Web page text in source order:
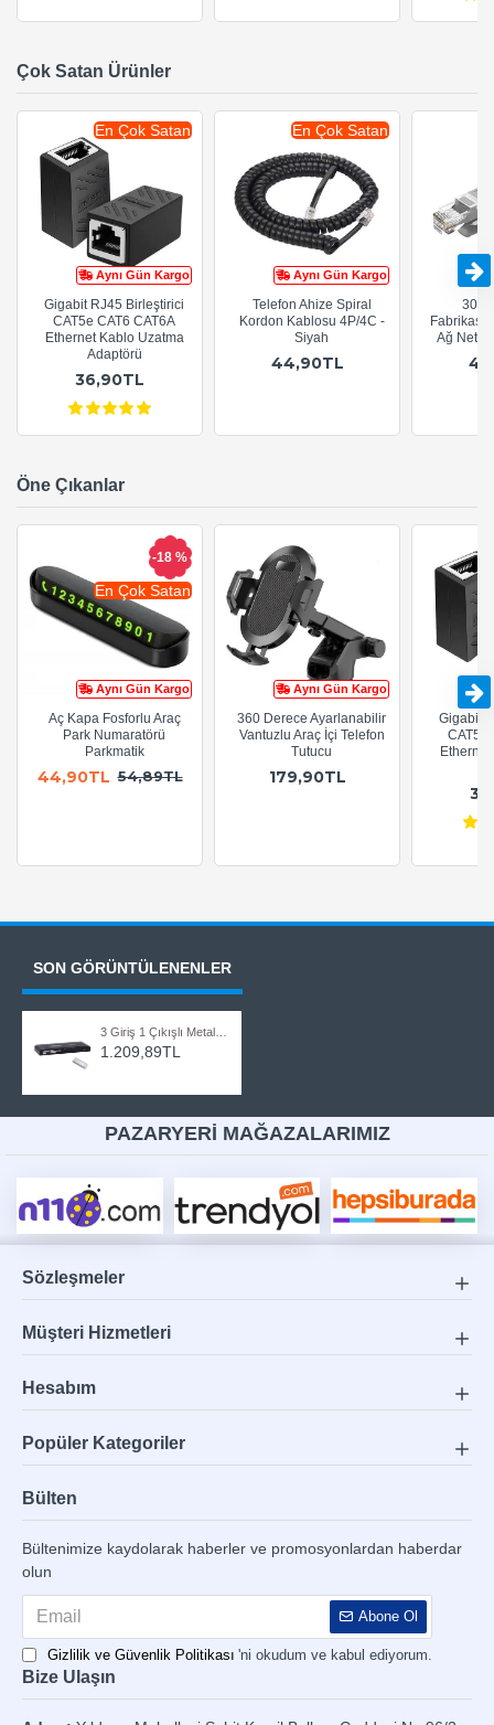
Çok Satan Ürünler
Aynı Gün Kargo
En Çok Satan
Gigabit RJ45 Birleştirici
CAT5e CAT6 CAT6A
Ethernet Kablo Uzatma
Adaptörü
36,90TL
Aynı Gün Kargo
En Çok Satan
Telefon Ahize Spiral
Kordon Kablosu 4P/4C -
Siyah
44,90TL
Ağ
Öne Çıkanlar
Aynı Gün Kargo
En Çok Satan
-18 %
Aç Kapa Fosforlu Araç
Park Numaratörü
Parkmatik
44,90TL 54,89TL
Aynı Gün Kargo
360 Derece Ayarlanabilir
Vantuzlu Araç İçi Telefon
Tutucu
179,90TL
Gigabit
CAT5e
SON GÖRÜNTÜLENENLER
3 Giriş 1 Çıkışlı Metal Kasa-Adaptörlü-Kumandalı HDMI Seçici Switch
1.209,89TL
PAZARYERİ MAĞAZALARIMIZ
Sözleşmeler
Müşteri Hizmetleri
Hesabım
Popüler Kategoriler
Bülten
Bültenimize kaydolarak haberler ve promosyonlardan haberdar
olun
Abone Ol
Gizlilik ve Güvenlik Politikası 'ni okudum ve kabul ediyorum.
Bize Ulaşın